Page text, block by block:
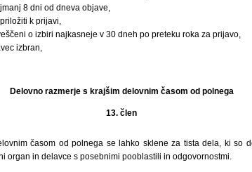
8 dni od dneva objave,
k prijavi,
o izbiri najkasneje v 30 dneh po preteku roka za prijavo,
izbran,
Delovno razmerje s krajšim delovnim časom od polnega
13. člen
časom od polnega se lahko sklene za tista dela, ki so
organ in delavce s posebnimi pooblastili in odgovornostmi.